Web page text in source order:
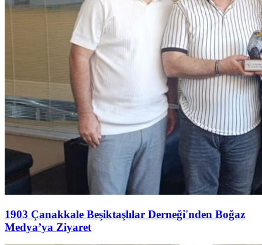
1903 Çanakkale Beşiktaşlılar Derneği'nden Boğaz
Medya’ya Ziyaret